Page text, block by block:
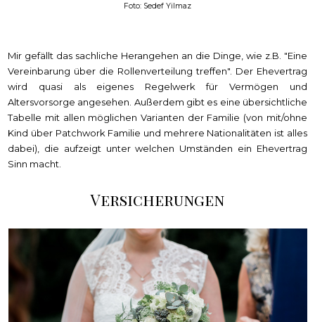
Foto: Sedef Yilmaz
Mir gefällt das sachliche Herangehen an die Dinge, wie z.B. "Eine
Vereinbarung über die Rollenverteilung treffen". Der Ehevertrag
wird quasi als eigenes Regelwerk für Vermögen und
Altersvorsorge angesehen. Außerdem gibt es eine übersichtliche
Tabelle mit allen möglichen Varianten der Familie (von mit/ohne
Kind über Patchwork Familie und mehrere Nationalitäten ist alles
dabei), die aufzeigt unter welchen Umständen ein Ehevertrag
Sinn macht.
Versicherungen